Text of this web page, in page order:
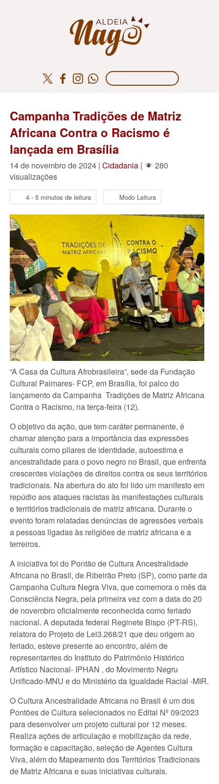
Campanha Tradições de Matriz
Africana Contra o Racismo é
lançada em Brasília
14 de novembro de 2024 | Cidadania |
280
visualizações
4 - 5 minutos de leitura Modo Leitura
“A Casa da Cultura Afrobrasileira”, sede da Fundação
Cultural Palmares- FCP, em Brasília, foi palco do
lançamento da Campanha Tradições de Matriz Africana
Contra o Racismo, na terça-feira (12).
O objetivo da ação, que tem caráter permanente, é
chamar atenção para a importância das expressões
culturais como pilares de identidade, autoestima e
ancestralidade para o povo negro no Brasil, que enfrenta
crescentes violações de direitos contra os seus territórios
tradicionais. Na abertura do ato foi lido um manifesto em
repúdio aos ataques racistas às manifestações culturais
e territórios tradicionais de matriz africana. Durante o
evento foram relatadas denúncias de agressões verbais
a pessoas ligadas às religiões de matriz africana e a
terreiros.
A iniciativa foi do Pontão de Cultura Ancestralidade
Africana no Brasil, de Ribeirão Preto (SP), como parte da
Campanha Cultura Negra Viva, que comemora o mês da
Consciência Negra, pela primeira vez com a data do 20
de novembro oficialmente reconhecida como feriado
nacional. A deputada federal Reginete Bispo (PT-RS),
relatora do Projeto de Lei3.268/21 que deu origem ao
feriado, esteve presente ao encontro, além de
representantes do Instituto do Patrimônio Histórico
Artístico Nacional- IPHAN , do Movimento Negru
Unificado-MNU e do Ministério da Igualdade Racial -MIR.
O Cultura Ancestralidade Africana no Brasil é um dos
Pontões de Cultura selecionados no Edital Nº 09/2023
para desenvolver um projeto cultural por 12 meses.
Realiza ações de articulação e mobilização da rede,
formação e capacitação, seleção de Agentes Cultura
Viva, além do Mapeamento dos Territórios Tradicionais
de Matriz Africana e suas iniciativas culturais.